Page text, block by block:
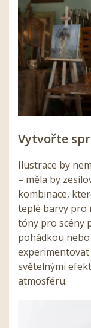
Vytvořte
Ilustrace by
– měla by
kombinace,
teplé barvy pro
tóny pro scény
pohádkou
světelnými
atmosféru.